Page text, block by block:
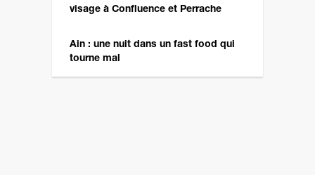
visage à Confluence et Perrache
Ain : une nuit dans un fast food qui
tourne mal